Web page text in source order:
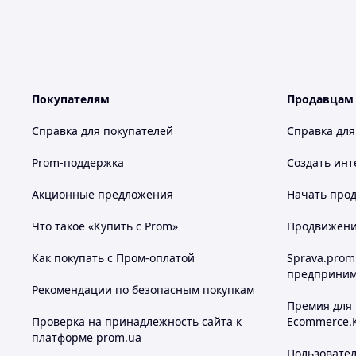
Покупателям
Справка для покупателей
Prom-поддержка
Акционные предложения
Что такое «Купить с Prom»
Как покупать с Пром-оплатой
Рекомендации по безопасным покупкам
Проверка на принадлежность сайта к
платформе prom.ua
Продавцам
Справка
Создать
Начать
Премия для